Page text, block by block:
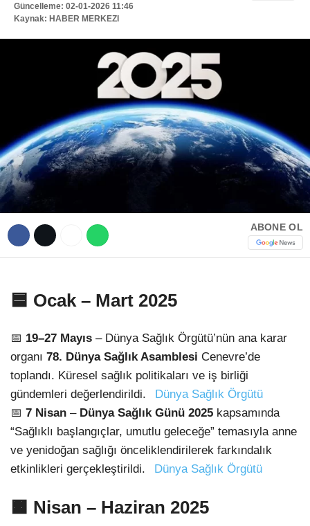
Instagram
Youtube
TikTok
Dribbble
Güncelleme: 02-01-2026 11:46
Kaynak: HABER MERKEZI
ABONE OL
🟦 Ocak – Mart 2025
📅 19–27 Mayıs – Dünya Sağlık Örgütü’nün ana karar
organı 78. Dünya Sağlık Asamblesi Cenevre’de
toplandı. Küresel sağlık politikaları ve iş birliği
gündemleri değerlendirildi.
Dünya Sağlık Örgütü
📅 7 Nisan – Dünya Sağlık Günü 2025 kapsamında
“Sağlıklı başlangıçlar, umutlu geleceğe” temasıyla anne
ve yenidoğan sağlığı önceliklendirilerek farkındalık
etkinlikleri gerçekleştirildi.
Dünya Sağlık Örgütü
🟧 Nisan – Haziran 2025